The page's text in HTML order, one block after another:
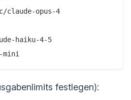
claude-opus-4
haiku-4-5
mini
festlegen):